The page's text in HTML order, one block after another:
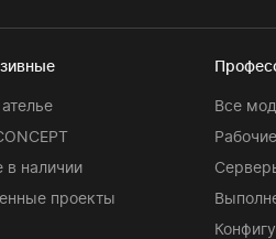
в наличии
проекты
Все